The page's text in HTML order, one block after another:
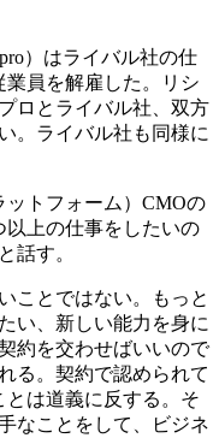
）はライバル社の仕
業員を解雇した。リシ
ロとライバル社、双方
。ライバル社も同様に
ットフォーム）CMOの
以上の仕事をしたいの
話す。
ことではない。もっと
い、新しい能力を身に
約を交わせばいいので
る。契約で認められて
は道義に反する。そ
なことをして、ビジネ